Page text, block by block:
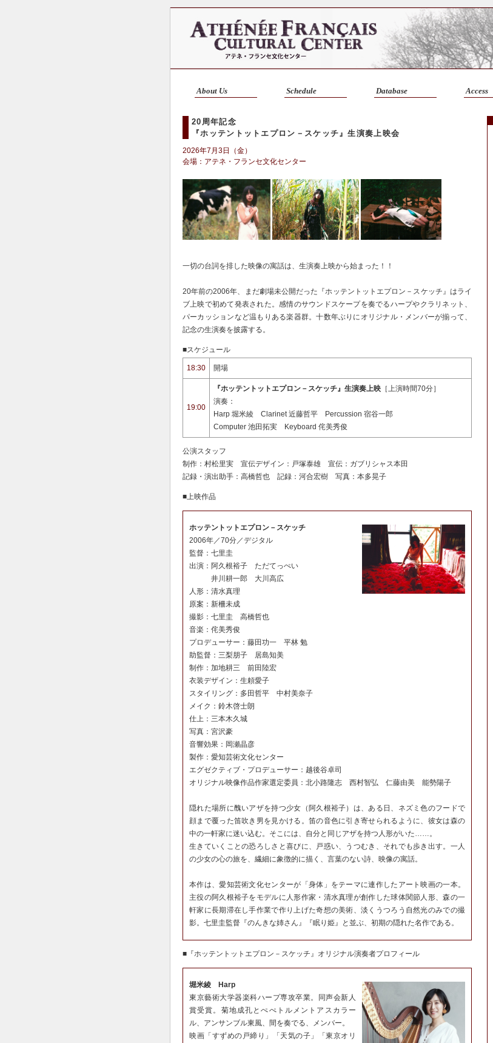
About Us Schedule Database Access
20周年記念
『ホッテントットエプロン－スケッチ』生演奏上映会
2026年7月3日（金）
会場：アテネ・フランセ文化センター
一切の台詞を排した映像の寓話は、生演奏上映から始まった！！
20年前の2006年、まだ劇場未公開だった『ホッテントットエプロン－スケッチ』はライ
ブ上映で初めて発表された。感情のサウンドスケープを奏でるハープやクラリネット、
パーカッションなど温もりある楽器群。十数年ぶりにオリジナル・メンバーが揃って、
記念の生演奏を披露する。
■スケジュール
18:30 開場
19:00
『ホッテントットエプロン－スケッチ』生演奏上映 ［上演時間70分］
演奏：
Harp 堀米綾 Clarinet 近藤哲平 Percussion 宿谷一郎
Computer 池田拓実 Keyboard 侘美秀俊
公演スタッフ
制作：村松里実 宣伝デザイン：戸塚泰雄 宣伝：ガブリシャス本田
記録・演出助手：高橋哲也 記録：河合宏樹 写真：本多晃子
■上映作品
ホッテントットエプロン－スケッチ
2006年／70分／デジタル
監督：七里圭
出演：阿久根裕子 ただてっぺい
井川耕一郎 大川高広
人形：清水真理
原案：新柵未成
撮影：七里圭 高橋哲也
音楽：侘美秀俊
プロデューサー：藤田功一 平林 勉
助監督：三梨朋子 居島知美
制作：加地耕三 前田陸宏
衣装デザイン：生頼愛子
スタイリング：多田哲平 中村美奈子
メイク：鈴木啓士朗
仕上：三本木久城
写真：宮沢豪
音響効果：岡瀬晶彦
製作：愛知芸術文化センター
エグゼクティブ・プロデューサー：越後谷卓司
オリジナル映像作品作家選定委員：北小路隆志 西村智弘 仁藤由美 能勢陽子
隠れた場所に醜いアザを持つ少女（阿久根裕子）は、ある日、ネズミ色のフードで
顔まで覆った笛吹き男を見かける。笛の音色に引き寄せられるように、彼女は森の
中の一軒家に迷い込む。そこには、自分と同じアザを持つ人形がいた……。
生きていくことの恐ろしさと喜びに、戸惑い、うつむき、それでも歩き出す。一人
の少女の心の旅を、繊細に象徴的に描く、言葉のない詩、映像の寓話。
本作は、愛知芸術文化センターが「身体」をテーマに連作したアート映画の一本。
主役の阿久根裕子をモデルに人形作家・清水真理が創作した球体関節人形、森の一
軒家に長期滞在し手作業で作り上げた奇想の美術、淡くうつろう自然光のみでの撮
影。七里圭監督『のんきな姉さん』『眠り姫』と並ぶ、初期の隠れた名作である。
■『ホッテントットエプロン－スケッチ』オリジナル演奏者プロフィール
堀米綾 Harp
東京藝術大学器楽科ハープ専攻卒業。同声会新人
賞受賞。菊地成孔とぺぺトルメントアスカラー
ル、アンサンブル東風、間を奏でる、メンバー。
映画「すずめの戸締り」「天気の子」「東京オリ